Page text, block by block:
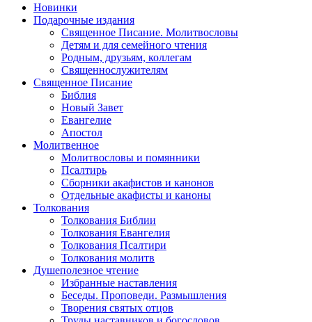
Новинки
Подарочные издания
Священное Писание. Молитвословы
Детям и для семейного чтения
Родным, друзьям, коллегам
Священнослужителям
Священное Писание
Библия
Новый Завет
Евангелие
Апостол
Молитвенное
Молитвословы и помянники
Псалтирь
Сборники акафистов и канонов
Отдельные акафисты и каноны
Толкования
Толкования Библии
Толкования Евангелия
Толкования Псалтири
Толкования молитв
Душеполезное чтение
Избранные наставления
Беседы. Проповеди. Размышления
Творения святых отцов